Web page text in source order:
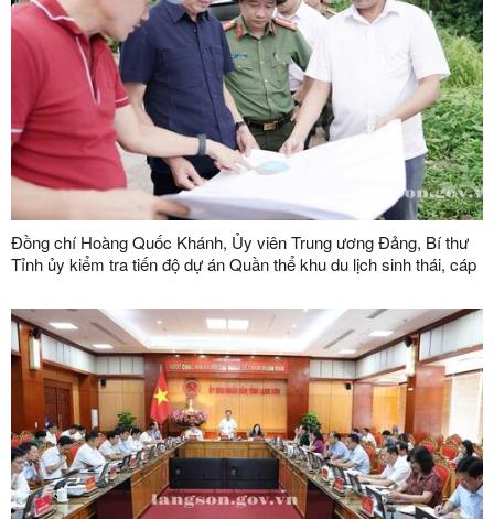
Đồng chí Hoàng Quốc Khánh, Ủy viên Trung ương Đảng, Bí thư
Tỉnh ủy kiểm tra tiến độ dự án Quần thể khu du lịch sinh thái, cáp